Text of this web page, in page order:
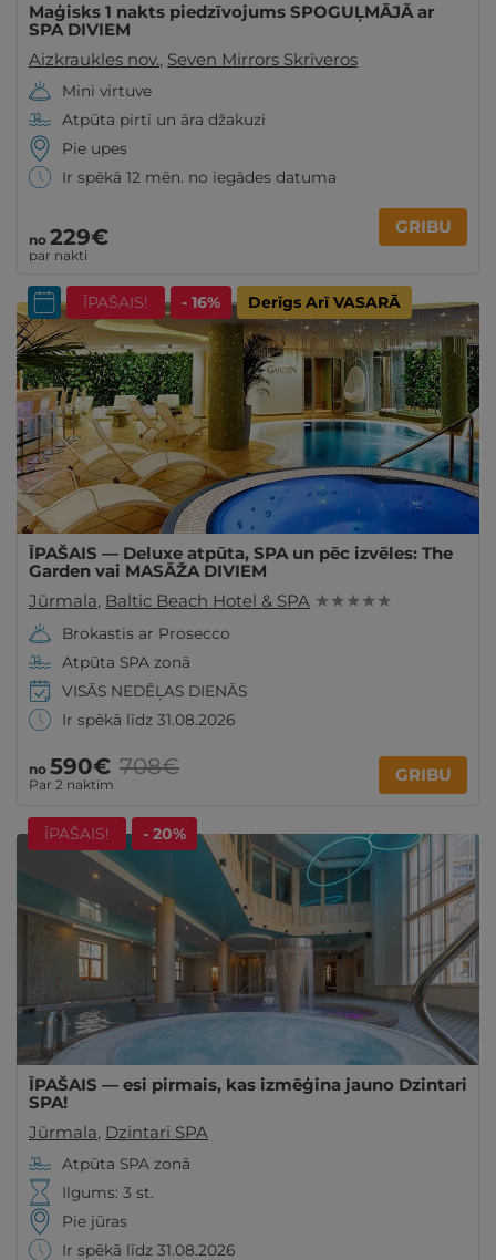
Maģisks 1 nakts piedzīvojums SPOGUĻMĀJĀ ar
SPA DIVIEM
Aizkraukles nov., Seven Mirrors Skrīveros
Mini virtuve
Atpūta pirtī un āra džakuzi
Pie upes
Ir spēkā 12 mēn. no iegādes datuma
no 229€
par nakti
GRIBU
ĪPAŠAIS! - 16% Derīgs Arī VASARĀ
ĪPAŠAIS — Deluxe atpūta, SPA un pēc izvēles: The
Garden vai MASĀŽA DIVIEM
Jūrmala, Baltic Beach Hotel & SPA ★ ★ ★ ★ ★
Brokastis ar Prosecco
Atpūta SPA zonā
VISĀS NEDĒĻAS DIENĀS
Ir spēkā līdz 31.08.2026
no 590€
Par 2 naktīm
708€ GRIBU
ĪPAŠAIS! - 20%
ĪPAŠAIS — esi pirmais, kas izmēģina jauno Dzintari
SPA!
Jūrmala, Dzintari SPA
Atpūta SPA zonā
Ilgums: 3 st.
Pie jūras
Ir spēkā līdz 31.08.2026